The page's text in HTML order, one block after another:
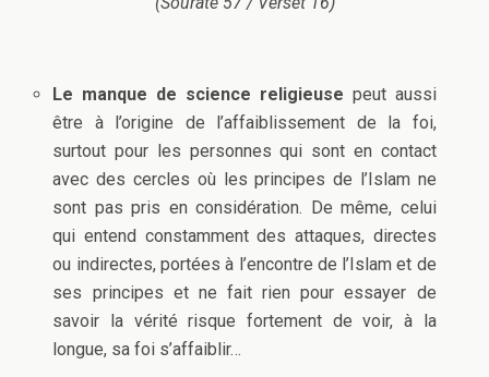
Le manque de science religieuse peut aussi
être à l’origine de l’affaiblissement de la foi,
surtout pour les personnes qui sont en contact
avec des cercles où les principes de l’Islam ne
sont pas pris en considération. De même, celui
qui entend constamment des attaques, directes
ou indirectes, portées à l’encontre de l’Islam et de
ses principes et ne fait rien pour essayer de
savoir la vérité risque fortement de voir, à la
longue, sa foi s’affaiblir…